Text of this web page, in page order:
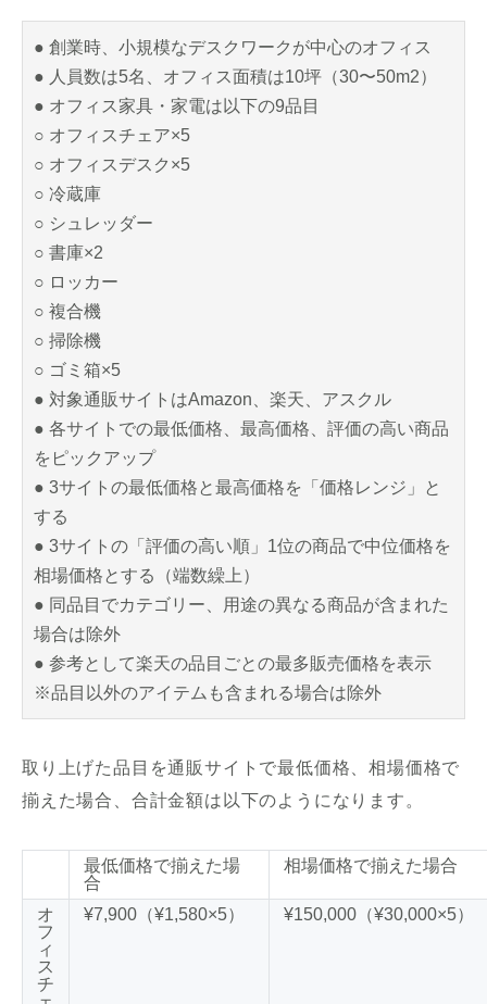
● 創業時、小規模なデスクワークが中心のオフィス
● 人員数は5名、オフィス面積は10坪（30〜50m2）
● オフィス家具・家電は以下の9品目
○ オフィスチェア×5
○ オフィスデスク×5
○ 冷蔵庫
○ シュレッダー
○ 書庫×2
○ ロッカー
○ 複合機
○ 掃除機
○ ゴミ箱×5
● 対象通販サイトはAmazon、楽天、アスクル
● 各サイトでの最低価格、最高価格、評価の高い商品
をピックアップ
● 3サイトの最低価格と最高価格を「価格レンジ」と
する
● 3サイトの「評価の高い順」1位の商品で中位価格を
相場価格とする（端数繰上）
● 同品目でカテゴリー、用途の異なる商品が含まれた
場合は除外
● 参考として楽天の品目ごとの最多販売価格を表示
※品目以外のアイテムも含まれる場合は除外
取り上げた品目を通販サイトで最低価格、相場価格で
揃えた場合、合計金額は以下のようになります。
最低価格で揃えた場
合
相場価格で揃えた場合
オ
フ
ィ
ス
チ
¥7,900（¥1,580×5） ¥150,000（¥30,000×5）